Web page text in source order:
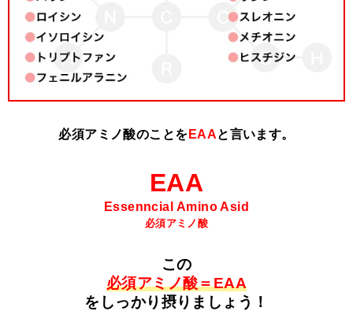
必須アミノ酸のことを EAAと言います。
EAA
Essenncial Amino Asid
必須アミノ酸
この
必須アミノ酸＝EAA
をしっかり摂りましょう！